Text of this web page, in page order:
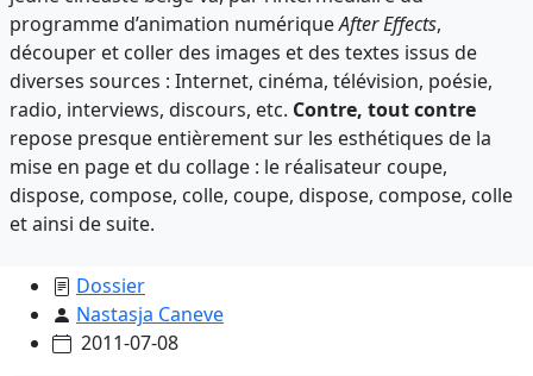
programme d’animation numériqueAfter Effects,
découper et coller des images et des textes issus de
diverses sources : Internet, cinéma, télévision, poésie,
radio, interviews, discours, etc. Contre, tout contre
repose presque entièrement sur les esthétiques de la
mise en page et du collage : le réalisateur coupe,
dispose, compose, colle, coupe, dispose, compose, colle
et ainsi de suite.
Dossier
Nastasja Caneve
2011-07-08